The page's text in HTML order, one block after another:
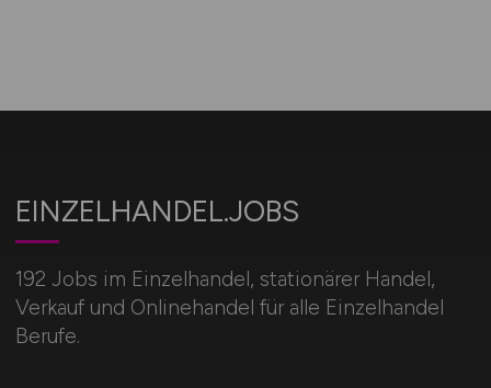
EINZELHANDEL.JOBS
192 Jobs im Einzelhandel, stationärer Handel,
Verkauf und Onlinehandel für alle Einzelhandel
Berufe.